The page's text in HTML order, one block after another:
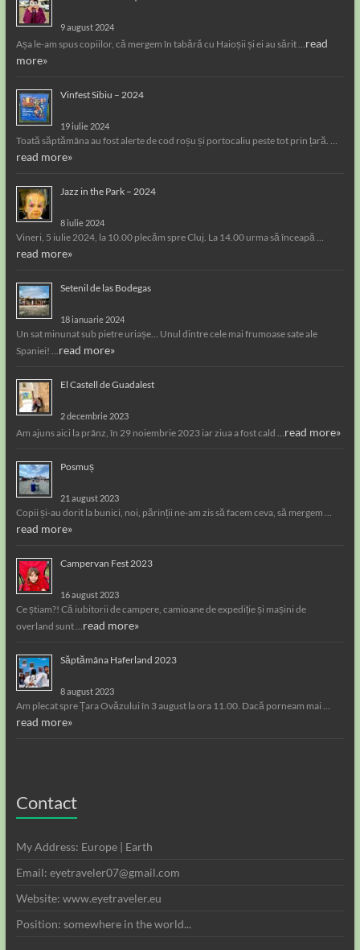
9 august 2024
Așa le-am spus copiilor, că mergem în tabără cu Haioșii și ei au sărit … read
more»
Vinfest Sibiu – 2024
19 iulie 2024
Toată săptămâna au fost alerte de cod roșu și portocaliu peste tot prin țară. …
read more»
Jazz in the Park – 2024
8 iulie 2024
Vineri, 5 iulie 2024, la 10.00 plecăm spre Cluj. La 14.00 urma să înceapă …
read more»
Setenil de las Bodegas
18 ianuarie 2024
Un sat minunat sub pietre uriașe… Unul dintre cele mai frumoase sate ale
Spaniei! … read more»
El Castell de Guadalest
2 decembrie 2023
Am ajuns aici la prânz, în 29 noiembrie 2023 iar ziua a fost cald … read more»
Posmuș
21 august 2023
Copii și-au dorit la bunici, noi, părinții ne-am zis să facem ceva, să mergem …
read more»
Campervan Fest 2023
16 august 2023
Ce știam?! Că iubitorii de campere, camioane de expediție și mașini de
overland sunt … read more»
Săptămâna Haferland 2023
8 august 2023
Am plecat spre Țara Ovăzului în 3 august la ora 11.00. Dacă porneam mai …
read more»
Contact
My Address: Europe | Earth
Email: eyetraveler07@gmail.com
Website: www.eyetraveler.eu
Position: somewhere in the world...